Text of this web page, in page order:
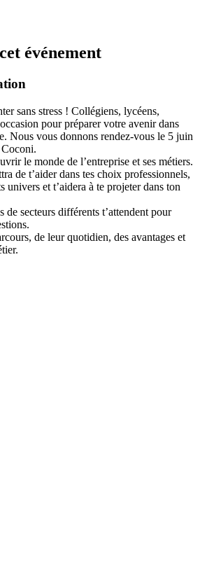
événement
sans stress ! Collégiens, lycéens,
pour préparer votre avenir dans
Nous vous donnons rendez-vous le 5 juin
le monde de l’entreprise et ses métiers.
de t’aider dans tes choix professionnels,
univers et t’aidera à te projeter dans ton
de secteurs différents t’attendent pour
de leur quotidien, des avantages et